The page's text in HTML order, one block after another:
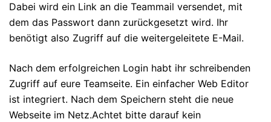
Dabei wird ein Link an die Teammail versendet, mit
dem das Passwort dann zurückgesetzt wird. Ihr
benötigt also Zugriff auf die weitergeleitete E-Mail.
Nach dem erfolgreichen Login habt ihr schreibenden
Zugriff auf eure Teamseite. Ein einfacher Web Editor
ist integriert. Nach dem Speichern steht die neue
Webseite im Netz.Achtet bitte darauf kein